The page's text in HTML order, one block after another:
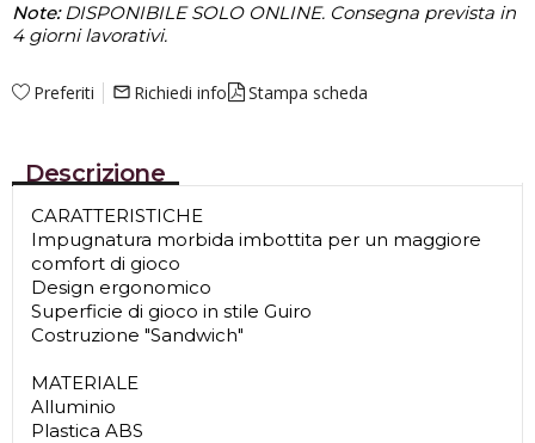
Note:DISPONIBILE SOLO ONLINE. Consegna prevista in
4 giorni lavorativi.
Preferiti mail_outline Richiedi info Stampa scheda
Descrizione
CARATTERISTICHE
Impugnatura morbida imbottita per un maggiore
comfort di gioco
Design ergonomico
Superficie di gioco in stile Guiro
Costruzione "Sandwich"
MATERIALE
Alluminio
Plastica ABS